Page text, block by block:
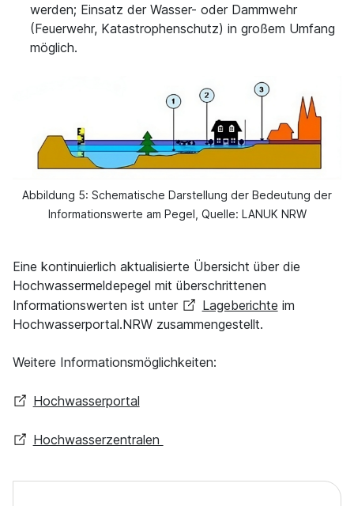
werden; Einsatz der Wasser- oder Dammwehr
(Feuerwehr, Katastrophenschutz) in großem Umfang
möglich.
Abbildung 5: Schematische Darstellung der Bedeutung der
Informationswerte am Pegel, Quelle: LANUK NRW
Eine kontinuierlich aktualisierte Übersicht über die
Hochwassermeldepegel mit überschrittenen
Informationswerten ist unter
Lageberichte im
Hochwasserportal.NRW zusammengestellt.
Weitere Informationsmöglichkeiten:
Hochwasserportal
Hochwasserzentralen